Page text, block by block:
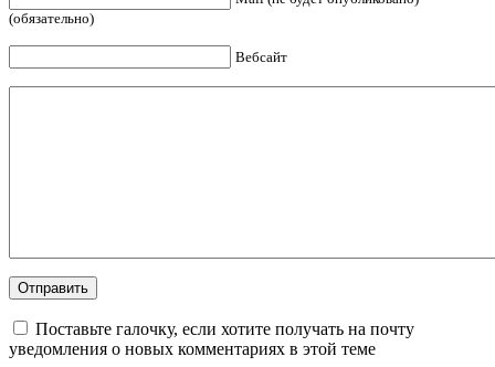
(обязательно)
Вебсайт
Поставьте галочку, если хотите получать на почту
уведомления о новых комментариях в этой теме